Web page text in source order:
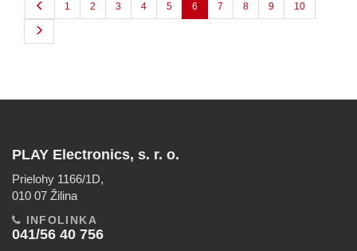
1 2 3 4 5 6 7 8 9 10
PLAY Electronics, s. r. o.
Prielohy 1166/1D,
010 07 Žilina
INFOLINKA
041/56 40 756